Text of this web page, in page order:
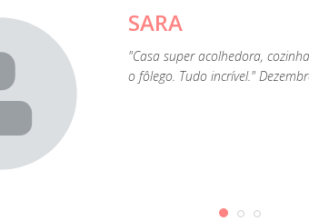
SARA
"Casa super acolhedora,
o fôlego. Tudo incrível."